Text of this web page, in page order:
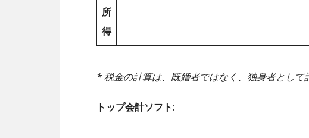
所
得
* 税金の計算は、既婚者ではなく、独身者として
トップ会計ソフト: